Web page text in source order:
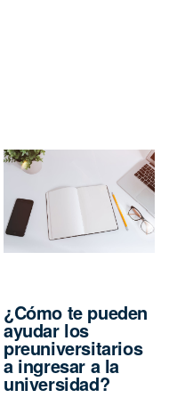
¿Cómo te pueden
ayudar los
preuniversitarios
a ingresar a la
universidad?